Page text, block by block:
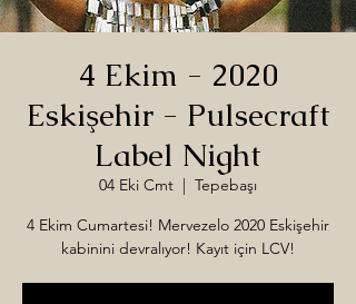
4 Ekim - 2020
Eskişehir - Pulsecraft
Label Night
04 Eki Cmt
  |
Tepebaşı
4 Ekim Cumartesi! Mervezelo 2020 Eskişehir
kabinini devralıyor! Kayıt için LCV!